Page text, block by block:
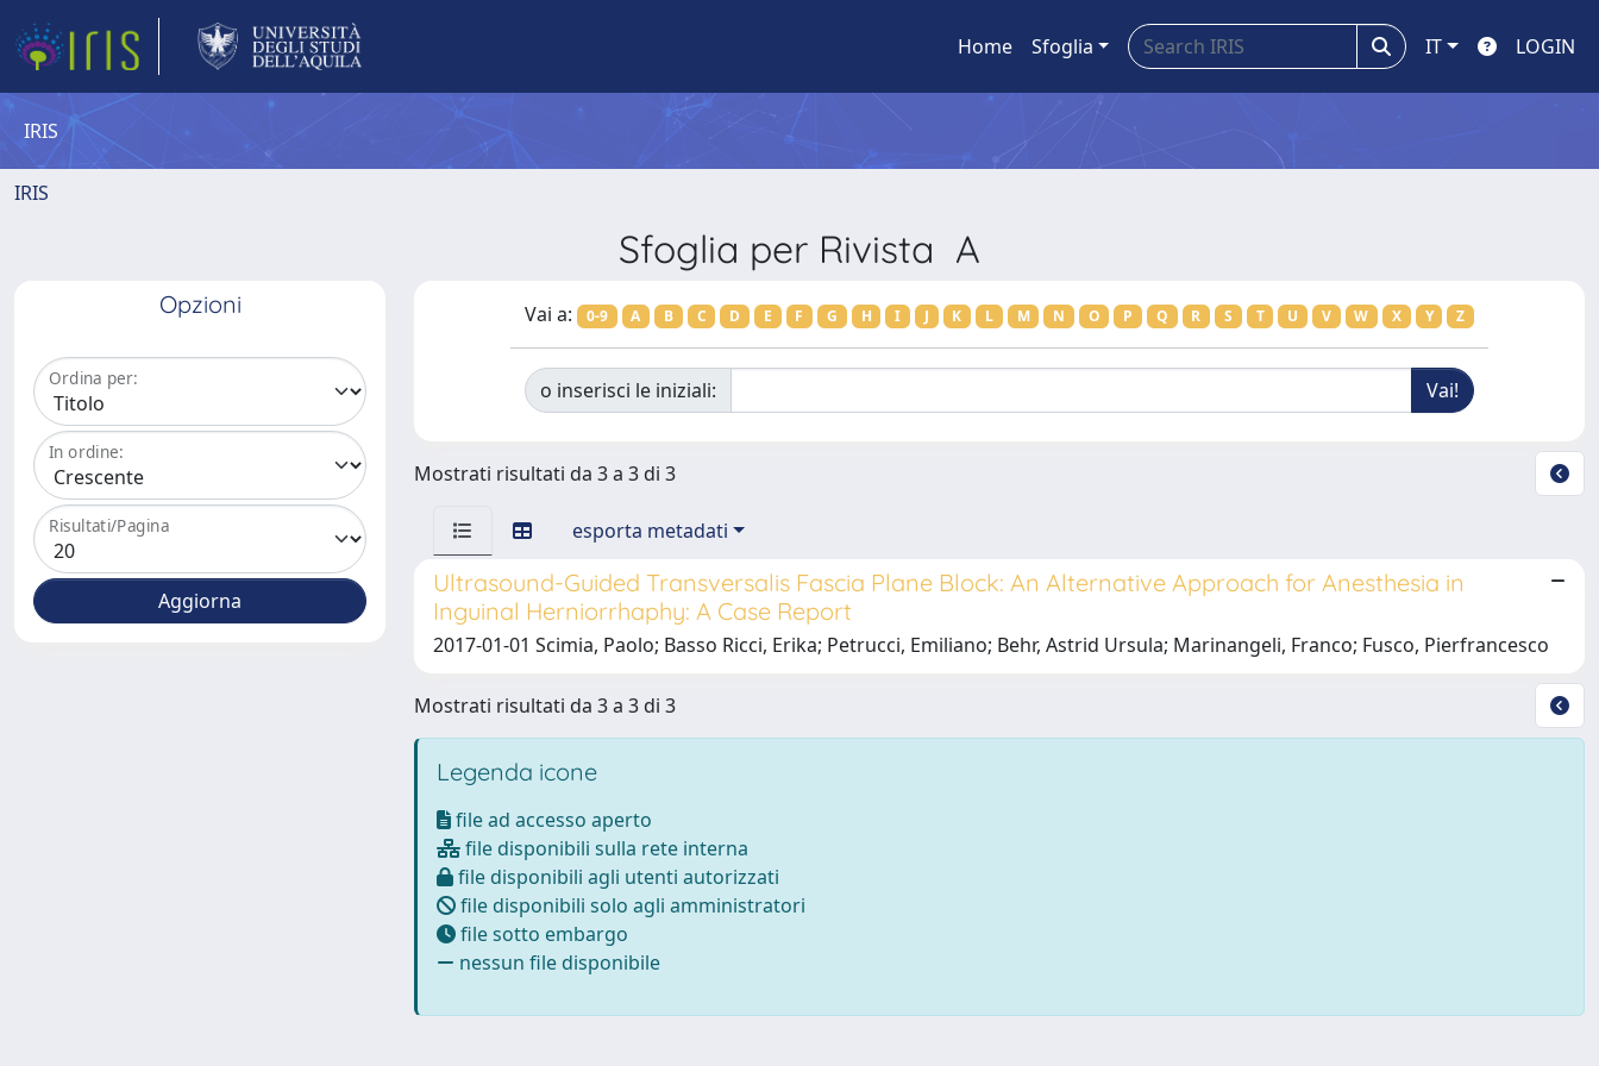
Home Sfoglia IT LOGIN
IRIS
IRIS
Sfoglia per Rivista A
Opzioni
Ordina per:
In ordine:
Risultati/Pagina
Vai a: 0-9 A B C D E F G H I J K L M N O P Q R S T U V W X Y Z
o inserisci le iniziali:
Mostrati risultati da 3 a 3 di 3
esporta metadati
Ultrasound-Guided Transversalis Fascia Plane Block: An Alternative Approach for Anesthesia in
Inguinal Herniorrhaphy: A Case Report
2017-01-01 Scimia, Paolo; Basso Ricci, Erika; Petrucci, Emiliano; Behr, Astrid Ursula; Marinangeli, Franco; Fusco, Pierfrancesco
Mostrati risultati da 3 a 3 di 3
Legenda icone
file ad accesso aperto
file disponibili sulla rete interna
file disponibili agli utenti autorizzati
file disponibili solo agli amministratori
file sotto embargo
nessun file disponibile